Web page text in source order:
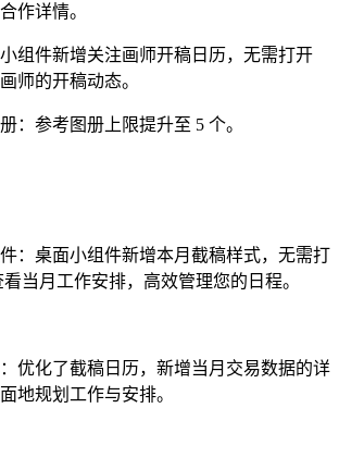
作详情。
件新增关注画师开稿日历，无需打开
师的开稿动态。
参考图册上限提升至 5 个。
桌面小组件新增本月截稿样式，无需打
当月工作安排，高效管理您的日程。
化了截稿日历，新增当月交易数据的详
地规划工作与安排。